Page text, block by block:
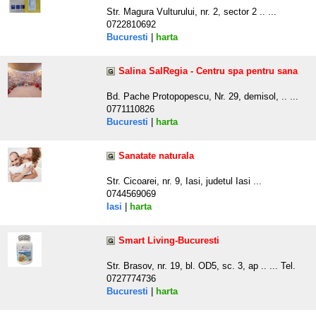
Str. Magura Vulturului, nr. 2, sector 2 .. ...
0722810692
Bucuresti
harta
Salina SalRegia - Centru spa pentru sana
Bd. Pache Protopopescu, Nr. 29, demisol, .. ...
0771110826
Bucuresti
harta
Sanatate naturala
Str. Cicoarei, nr. 9, Iasi, judetul Iasi ...
0744569069
Iasi
harta
Smart Living-Bucuresti
Str. Brasov, nr. 19, bl. OD5, sc. 3, ap .. ... Tel.
0727774736
Bucuresti
harta